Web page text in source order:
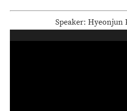
Speaker: Hyeonjun